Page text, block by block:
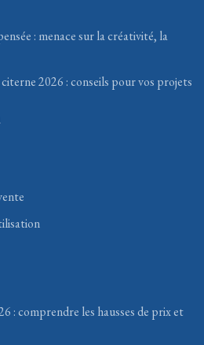
: menace sur la créativité, la
2026 : conseils pour vos projets
: comprendre les hausses de prix et